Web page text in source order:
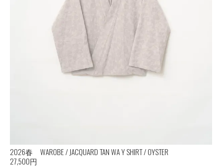
2026春 WAROBE / JACQUARD TAN WA Y SHIRT / OYSTER
27,500円